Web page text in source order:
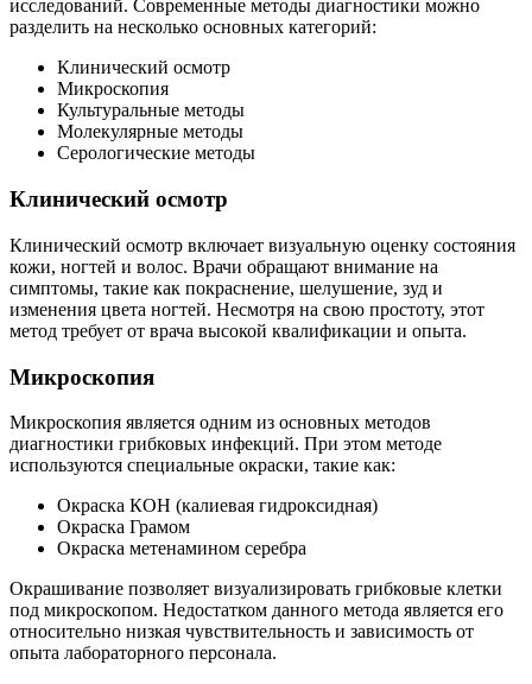
исследований. Современные методы диагностики можно
разделить на несколько основных категорий:
Клинический осмотр
Микроскопия
Культуральные методы
Молекулярные методы
Серологические методы
Клинический осмотр
Клинический осмотр включает визуальную оценку состояния
кожи, ногтей и волос. Врачи обращают внимание на
симптомы, такие как покраснение, шелушение, зуд и
изменения цвета ногтей. Несмотря на свою простоту, этот
метод требует от врача высокой квалификации и опыта.
Микроскопия
Микроскопия является одним из основных методов
диагностики грибковых инфекций. При этом методе
используются специальные окраски, такие как:
Окраска КОН (калиевая гидроксидная)
Окраска Грамом
Окраска метенамином серебра
Окрашивание позволяет визуализировать грибковые клетки
под микроскопом. Недостатком данного метода является его
относительно низкая чувствительность и зависимость от
опыта лабораторного персонала.